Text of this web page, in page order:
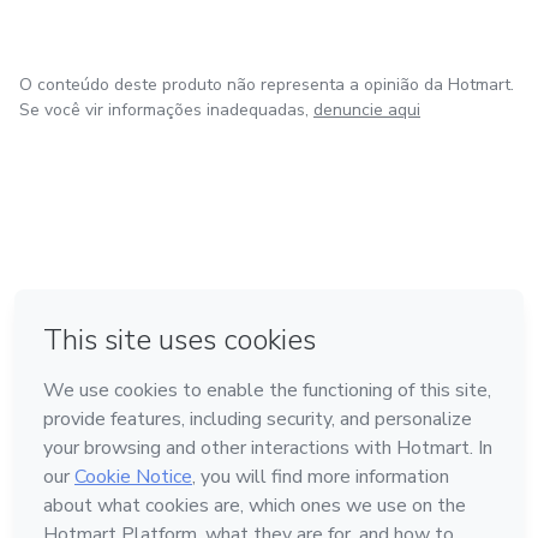
O conteúdo deste produto não representa a opinião da Hotmart.
Se você vir informações inadequadas, denuncie aqui
Feito com ❤ em Amsterdam
Conheça a Hotmart